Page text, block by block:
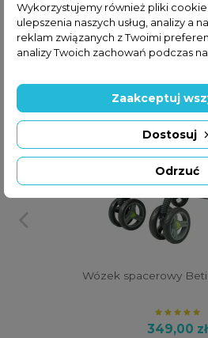
Wózek spacerowy
349,00 zł
Wykorzystujemy również pliki
ulepszenia naszych usług, analizy a
reklam związanych z Twoimi
analizy Twoich zachowań podczas
Odrzuć
Dostosuj
Zaakceptuj